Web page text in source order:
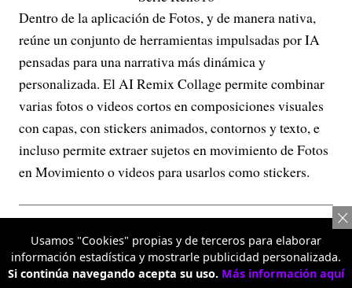
Dentro de la aplicación de Fotos, y de manera nativa,
reúne un conjunto de herramientas impulsadas por IA
pensadas para una narrativa más dinámica y
personalizada. El AI Remix Collage permite combinar
varias fotos o videos cortos en composiciones visuales
con capas, con stickers animados, contornos y texto, e
incluso permite extraer sujetos en movimiento de Fotos
en Movimiento o videos para usarlos como stickers.
Usamos "Cookies" propias y de terceros para elaborar
información estadística y mostrarle publicidad personalizada.
Si continúa navegando acepta su uso. Más información aquí